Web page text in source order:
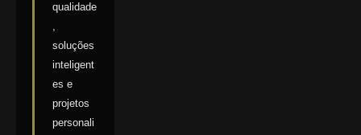
qualidade
,
soluções
inteligent
es e
projetos
personali